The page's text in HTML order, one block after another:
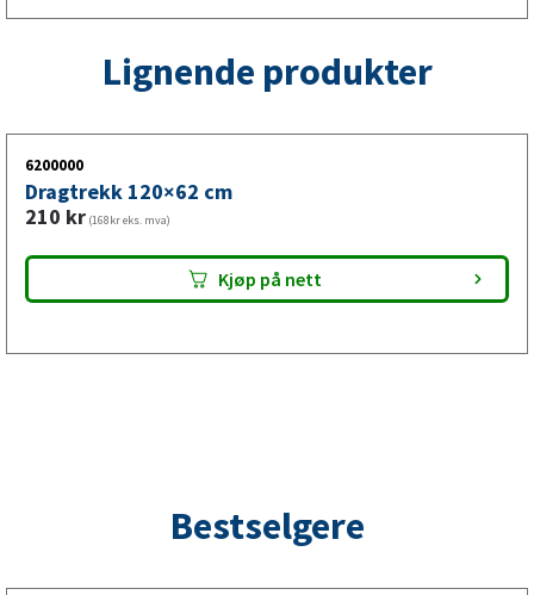
Lignende produkter
6200000
Dragtrekk 120×62 cm
210 kr (168kr eks. mva)
Kjøp på nett
Bestselgere